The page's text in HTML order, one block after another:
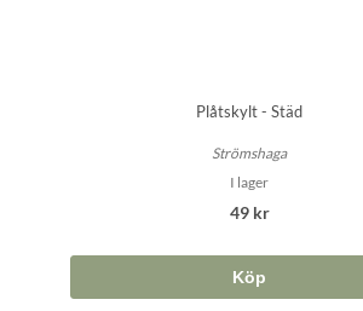
Plåtskylt - Städ
Strömshaga
I lager
49 kr
Köp